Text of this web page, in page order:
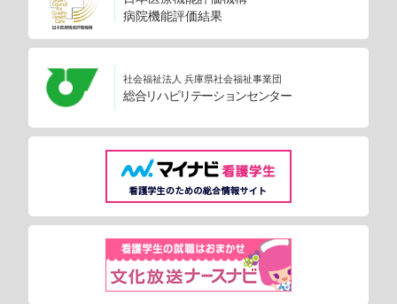
病院機能評価結果
社会福祉法人 兵庫県社会福祉事業団
総合リハビリテーションセンター